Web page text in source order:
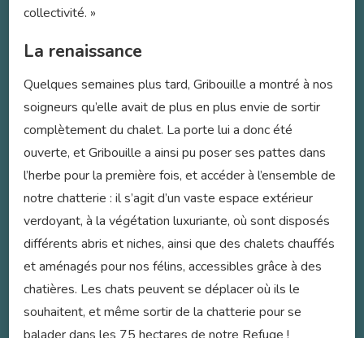
collectivité. »
La renaissance
Quelques semaines plus tard, Gribouille a montré à nos
soigneurs qu’elle avait de plus en plus envie de sortir
complètement du chalet. La porte lui a donc été
ouverte, et Gribouille a ainsi pu poser ses pattes dans
l’herbe pour la première fois, et accéder à l’ensemble de
notre chatterie : il s’agit d’un vaste espace extérieur
verdoyant, à la végétation luxuriante, où sont disposés
différents abris et niches, ainsi que des chalets chauffés
et aménagés pour nos félins, accessibles grâce à des
chatières. Les chats peuvent se déplacer où ils le
souhaitent, et même sortir de la chatterie pour se